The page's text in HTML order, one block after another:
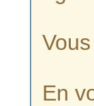
En